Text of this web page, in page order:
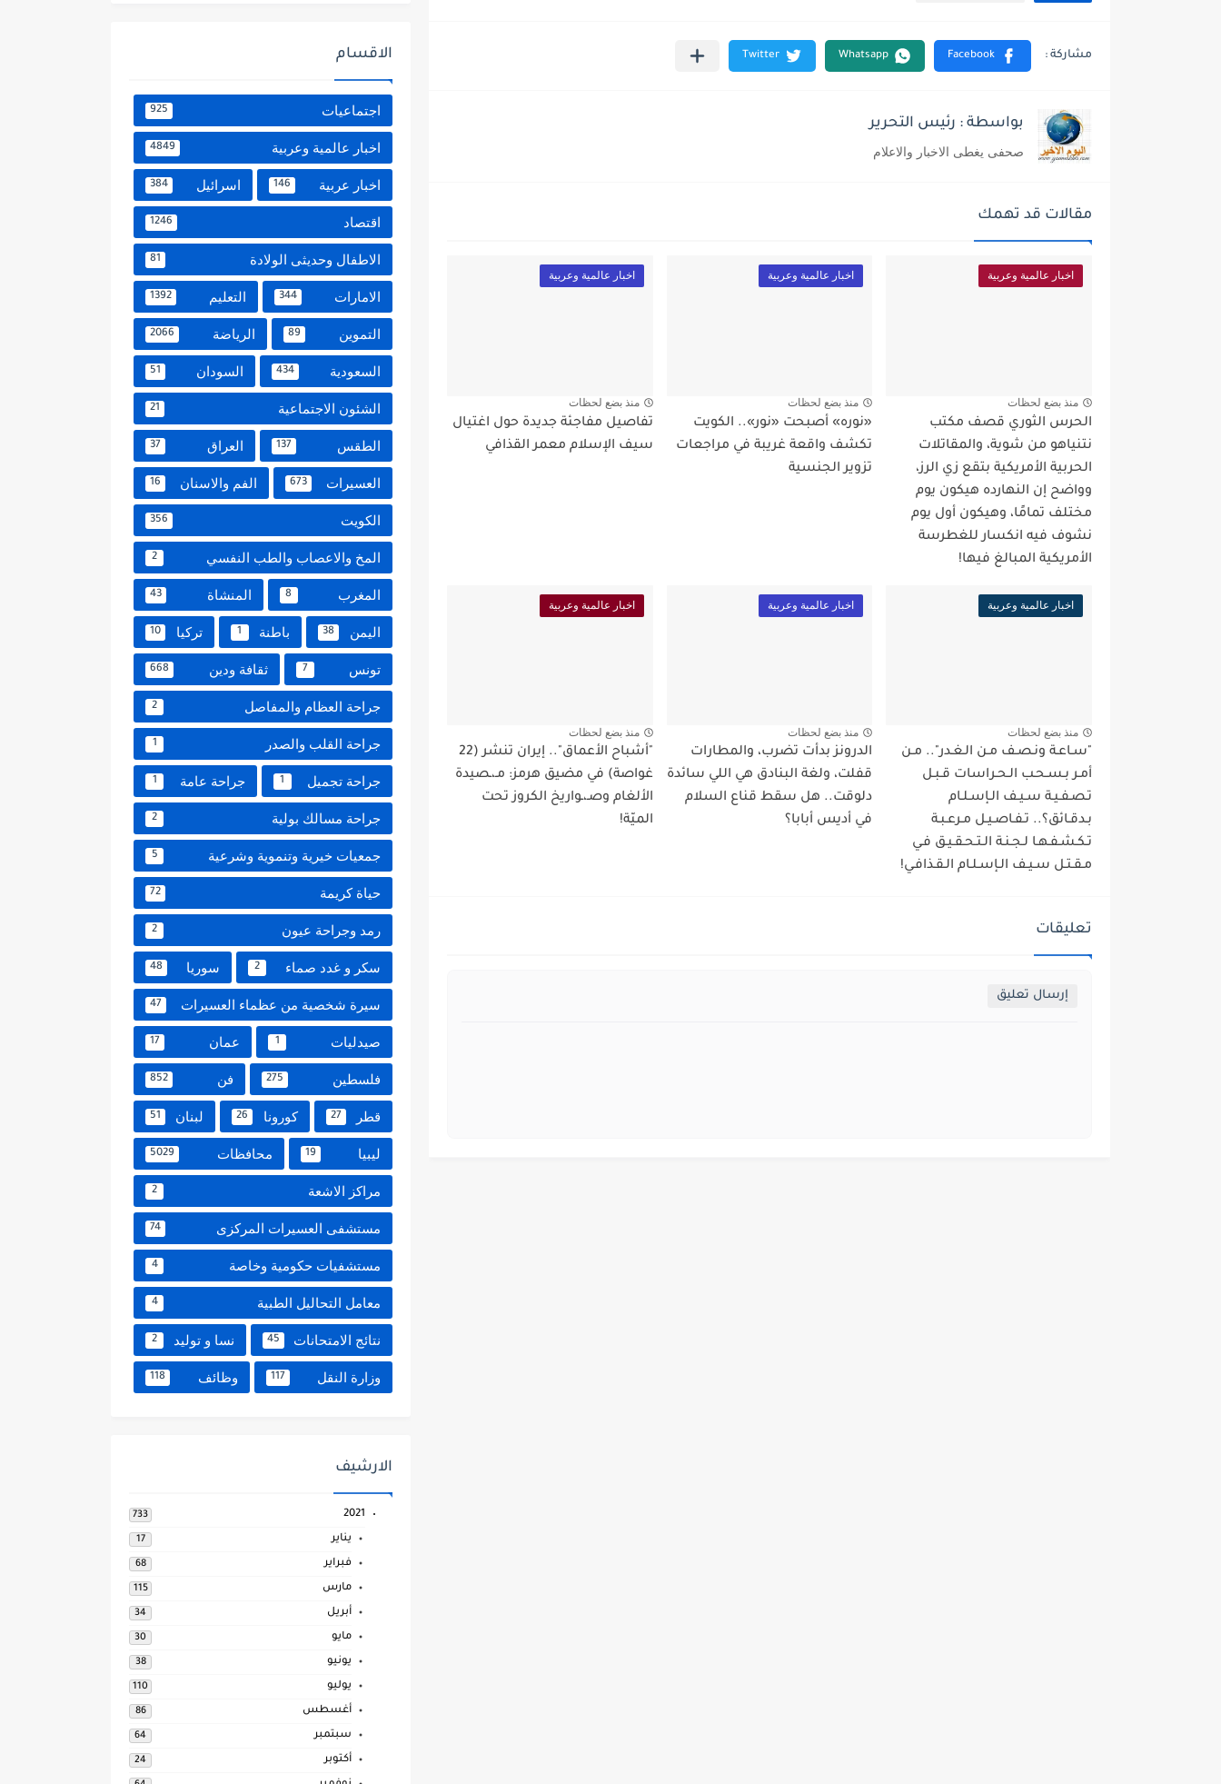
بواسطة : رئيس التحرير
صحفى يغطى الاخبار والاعلام
مقالات قد تهمك
اخبار عالمية وعربية
منذ بضع لحظات
الحرس الثوري قصف مكتب
نتنياهو من شوية، والمقاتلات
الحربية الأمريكية بتقع زي الرز،
وواضح إن النهارده هيكون يوم
مختلف تمامًا، وهيكون أول يوم
نشوف فيه انكسار للغطرسة
الأمريكية المبالغ فيها!
اخبار عالمية وعربية
منذ بضع لحظات
«نوره» أصبحت «نور».. الكويت
تكشف واقعة غريبة في مراجعات
تزوير الجنسية
اخبار عالمية وعربية
منذ بضع لحظات
تفاصيل مفاجئة جديدة حول اغتيال
سيف الإسلام معمر القذافي
اخبار عالمية وعربية
منذ بضع لحظات
"سـاعـة ونـصـف مـن الـغـدر".. مـن
أمـر بـسـحـب الـحـراسات قـبـل
تـصـفـيـة سـيـف الـإسـلـام
بـدقـائق؟.. تـفـاصـيـل مـرعـبـة
تـكـشـفـهـا لـجـنـة الـتـحـقـيـق فـي
مـقـتـل سـيـف الـإسـلـام الـقـذافـي!
اخبار عالمية وعربية
منذ بضع لحظات
الدرونز بدأت تضرب، والمطارات
قفلت، ولغة البنادق هي اللي سائدة
دلوقت.. هل سقط قناع السلام
في أديس أبابا؟
اخبار عالمية وعربية
منذ بضع لحظات
"أشباح الأعماق".. إيران تنشر (22
غواصة) في مضيق هرمز: مـ،ـصيدة
الألغام وصـ،ـواريخ الكروز تحت
الميّة!
تعليقات
إرسال تعليق
الاقسام
اجتماعيات 925
اخبار عالمية وعربية 4849
اخبار عربية 146 اسرائيل 384
اقتصاد 1246
الاطفال وحديثى الولادة 81
الامارات 344 التعليم 1392
التموين 89 الرياضة 2066
السعودية 434 السودان 51
الشئون الاجتماعية 21
الطقس 137 العراق 37
العسيرات 673 الفم والاسنان 16
الكويت 356
المخ والاعصاب والطب النفسي 2
المغرب 8 المنشاة 43
اليمن 38 باطنة 1 تركيا 10
تونس 7 ثقافة ودين 668
جراحة العظام والمفاصل 2
جراحة القلب والصدر 1
جراحة تجميل 1 جراحة عامة 1
جراحة مسالك بولية 2
جمعيات خيرية وتنموية وشرعية 5
حياة كريمة 72
رمد وجراحة عيون 2
سكر و غدد صماء 2 سوريا 48
سيرة شخصية من عظماء العسيرات 47
صيدليات 1 عمان 17
فلسطين 275 فن 852
قطر 27 كورونا 26 لبنان 51
ليبيا 19 محافظات 5029
مراكز الاشعة 2
مستشفى العسيرات المركزى 74
مستشفيات حكومية وخاصة 4
معامل التحاليل الطبية 4
نتائج الامتحانات 45 نسا و توليد 2
وزارة النقل 117 وظائف 118
الارشيف
2021
733
يناير 17
فبراير 68
مارس 115
أبريل 34
مايو 30
يونيو 38
يوليو 110
أغسطس 86
سبتمبر 64
أكتوبر 24